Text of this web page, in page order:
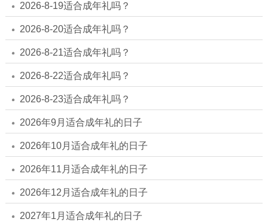
2026-8-19适合成年礼吗？
2026-8-20适合成年礼吗？
2026-8-21适合成年礼吗？
2026-8-22适合成年礼吗？
2026-8-23适合成年礼吗？
2026年9月适合成年礼的日子
2026年10月适合成年礼的日子
2026年11月适合成年礼的日子
2026年12月适合成年礼的日子
2027年1月适合成年礼的日子